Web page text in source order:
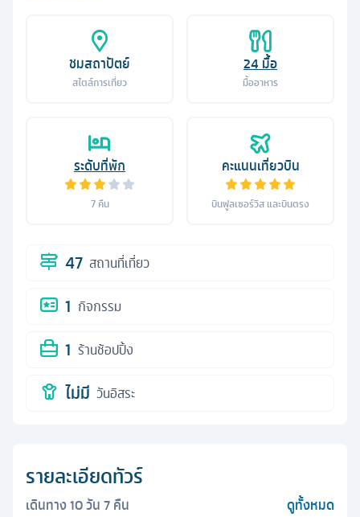
ชมสถาปัตย์
สไตล์การเที่ยว
24 มื้อ
มื้ออาหาร
ระดับที่พัก
7คืน
คะแนนเที่ยวบิน
บินฟูลเซอร์วิส และบินตรง
47 สถานที่เที่ยว
1 กิจกรรม
1 ร้านช้อปปิ้ง
ไม่มี วันอิสระ
รายละเอียดทัวร์
เดินทาง10วัน7คืน ดูทั้งหมด